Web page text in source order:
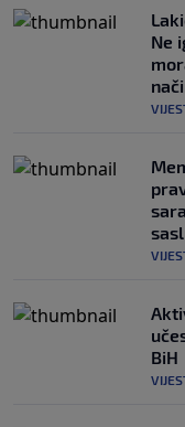
Ne
BiH